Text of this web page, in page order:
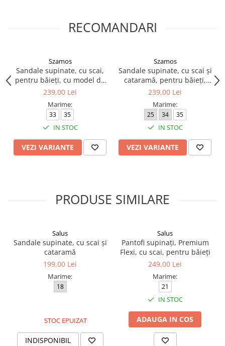
RECOMANDARI
Szamos
Sandale supinate, cu scai,
pentru băieți, cu model de
excavator
239,00 Lei
Marime:
33 35
IN STOC
VEZI VARIANTE
Szamos
Sandale supinate, cu scai și
cataramă, pentru băieți,
model cu maşinuţă
239,00 Lei
Marime:
25 34 35
IN STOC
VEZI VARIANTE
PRODUSE SIMILARE
Salus
Sandale supinate, cu scai și
cataramă
199,00 Lei
Marime:
18
STOC EPUIZAT
INDISPONIBIL
Salus
Pantofi supinați, Premium
Flexi, cu scai, pentru băieți
249,00 Lei
Marime:
21
IN STOC
ADAUGA IN COS